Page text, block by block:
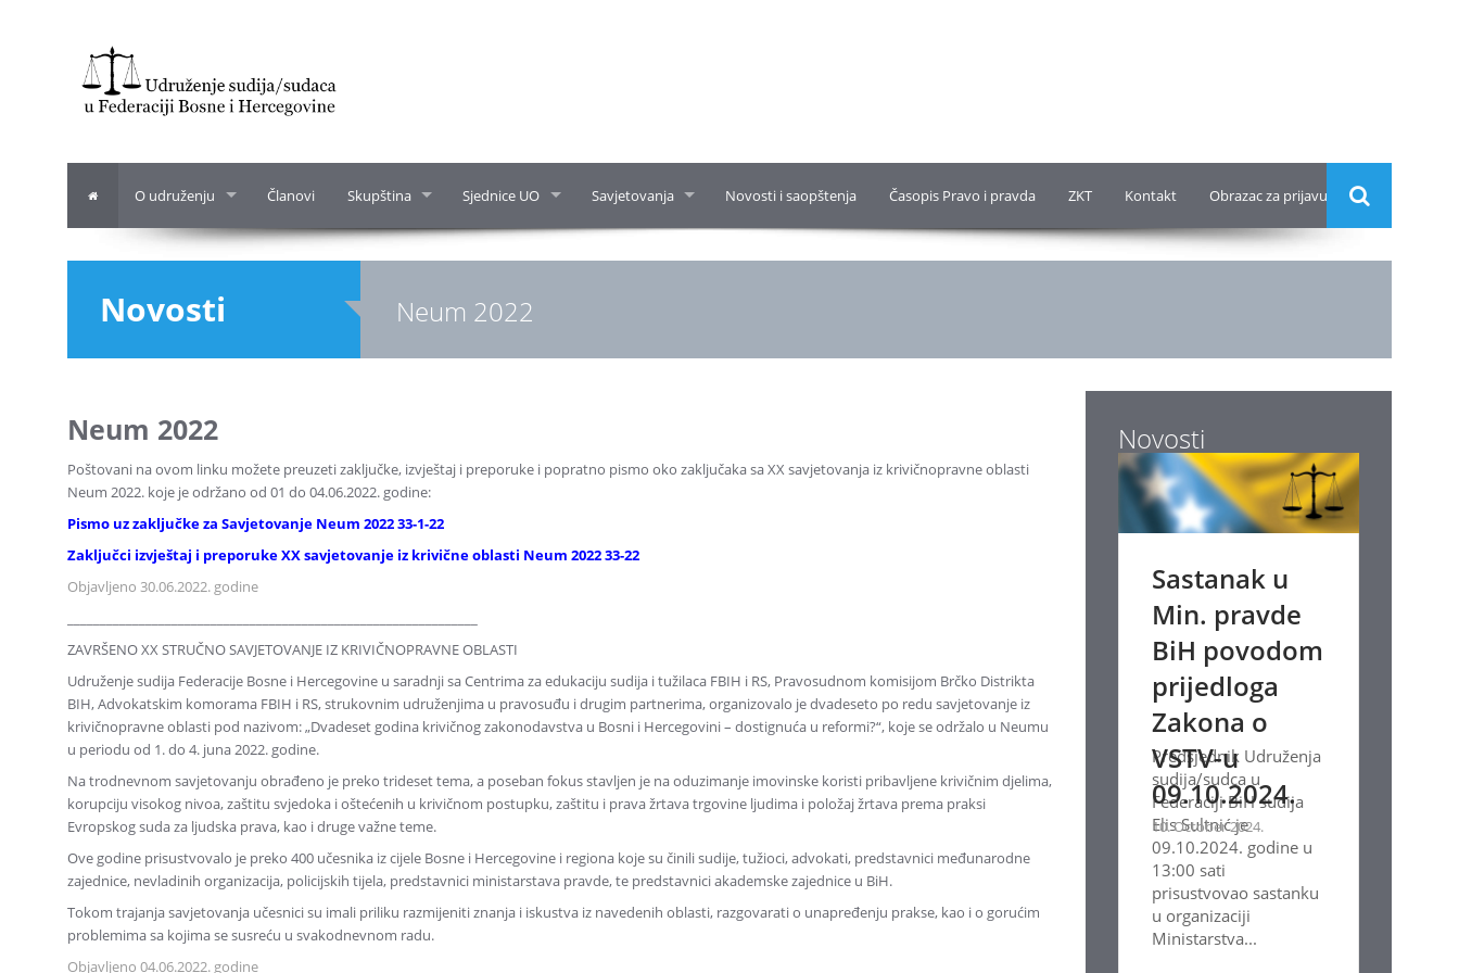
O udruženju Članovi Skupština Sjednice UO Savjetovanja Novosti i saopštenja Časopis Pravo i pravda ZKT Kontakt Obrazac za prijavu
Novosti Neum 2022
Neum 2022
Poštovani na ovom linku možete preuzeti zaključke, izvještaj i preporuke i popratno pismo oko zaključaka sa XX savjetovanja iz krivičnopravne oblasti
Neum 2022. koje je održano od 01 do 04.06.2022. godine:
Pismo uz zaključke za Savjetovanje Neum 2022 33-1-22
Zaključci izvještaj i preporuke XX savjetovanje iz krivične oblasti Neum 2022 33-22
Objavljeno 30.06.2022. godine
ZAVRŠENO XX STRUČNO SAVJETOVANJE IZ KRIVIČNOPRAVNE OBLASTI
Udruženje sudija Federacije Bosne i Hercegovine u saradnji sa Centrima za edukaciju sudija i tužilaca FBIH i RS, Pravosudnom komisijom Brčko Distrikta
BIH, Advokatskim komorama FBIH i RS, strukovnim udruženjima u pravosuđu i drugim partnerima, organizovalo je dvadeseto po redu savjetovanje iz
krivičnopravne oblasti pod nazivom: „Dvadeset godina krivičnog zakonodavstva u Bosni i Hercegovini – dostignuća u reformi?“, koje se održalo u Neumu
u periodu od 1. do 4. juna 2022. godine.
Na trodnevnom savjetovanju obrađeno je preko trideset tema, a poseban fokus stavljen je na oduzimanje imovinske koristi pribavljene krivičnim djelima,
korupciju visokog nivoa, zaštitu svjedoka i oštećenih u krivičnom postupku, zaštitu i prava žrtava trgovine ljudima i položaj žrtava prema praksi
Evropskog suda za ljudska prava, kao i druge važne teme.
Ove godine prisustvovalo je preko 400 učesnika iz cijele Bosne i Hercegovine i regiona koje su činili sudije, tužioci, advokati, predstavnici međunarodne
zajednice, nevladinih organizacija, policijskih tijela, predstavnici ministarstava pravde, te predstavnici akademske zajednice u BiH.
Tokom trajanja savjetovanja učesnici su imali priliku razmijeniti znanja i iskustva iz navedenih oblasti, razgovarati o unapređenju prakse, kao i o gorućim
problemima sa kojima se susreću u svakodnevnom radu.
Objavljeno 04.06.2022. godine
Novosti
Sastanak u
Min. pravde
BiH povodom
prijedloga
Zakona o
VSTV-u
09.10.2024.
10. October 2024.
Predsjednik Udruženja
sudija/sudca u
Federaciji BiH sudija
Elis Sultnić je
09.10.2024. godine u
13:00 sati
prisustvovao sastanku
u organizaciji
Ministarstva...